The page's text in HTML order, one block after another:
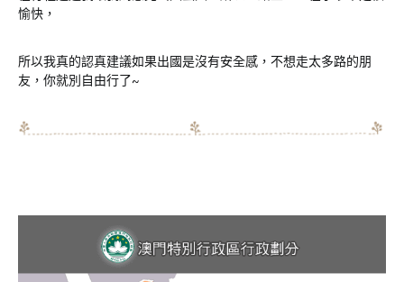
愉快，
所以我真的認真建議如果出國是沒有安全感，不想走太多路的朋
友，你就別自由行了~